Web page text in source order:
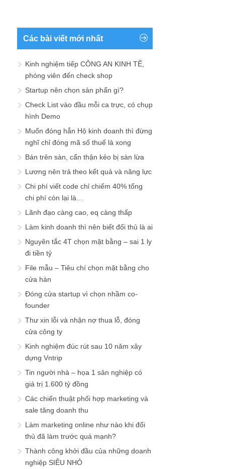
Các bài viết mới nhất
Kinh nghiệm tiếp CÔNG AN KINH TẾ,
phóng viên đến check shop
Startup nên chọn sản phẩn gì?
Check List vào đầu mỗi ca trực, có chụp
hình Demo
Muốn đóng hẳn Hộ kinh doanh thì đừng
nghĩ chỉ đóng mã số thuế là xong
Bán trên sàn, cẩn thận kẻo bị sàn lừa
Lương nên trả theo kết quả và năng lực
Chi phí viết code chỉ chiếm 40% tổng
chi phí còn lại là…
Lãnh đạo càng cao, eq càng thấp
Làm kinh doanh thì nên biết đối thủ là ai
Nguyên tắc 4T chọn mặt bằng – sai 1 ly
đi tiền tỷ
File mẫu – Tiêu chí chọn mặt bằng cho
cửa hàn
Đóng cửa startup vì chọn nhầm co-
founder
Thư xin lỗi và nhận nợ thua lỗ, đóng
cửa công ty
Kinh nghiệm đúc rút sau 10 năm xây
dựng Vntrip
Tin người nhà – họa 1 sản nghiệp có
giá trị 1.600 tỷ đồng
Các chiến thuật phối hợp marketing và
sale tăng doanh thu
Làm marketing online như nào khi đối
thủ đã làm trước quá mạnh?
Thành công khởi đầu của những doanh
nghiệp SIÊU NHỎ